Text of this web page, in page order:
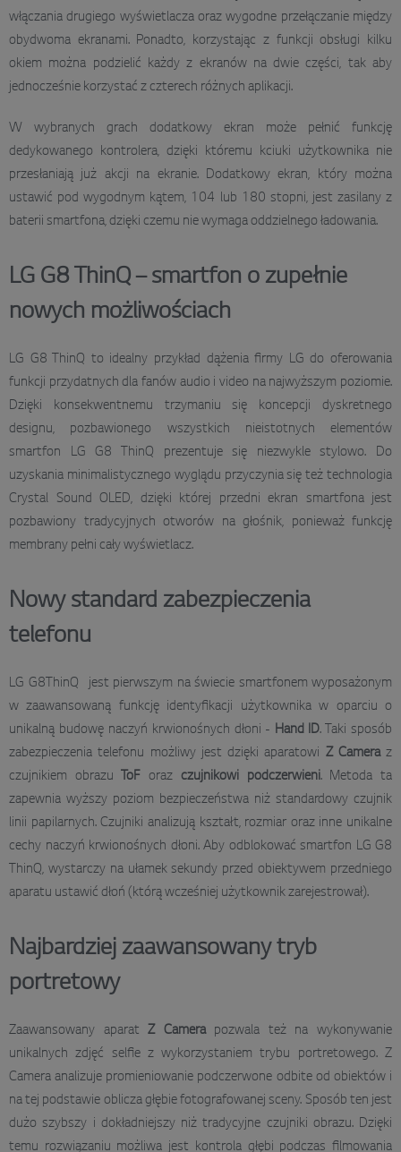
włączania drugiego wyświetlacza oraz wygodne przełączanie między
obydwoma ekranami. Ponadto, korzystając z funkcji obsługi kilku
okiem można podzielić każdy z ekranów na dwie części, tak aby
jednocześnie korzystać z czterech różnych aplikacji.
W wybranych grach dodatkowy ekran może pełnić funkcję
dedykowanego kontrolera, dzięki któremu kciuki użytkownika nie
przesłaniają już akcji na ekranie. Dodatkowy ekran, który można
ustawić pod wygodnym kątem, 104 lub 180 stopni, jest zasilany z
baterii smartfona, dzięki czemu nie wymaga oddzielnego ładowania.
LG G8 ThinQ – smartfon o zupełnie
nowych możliwościach
LG G8 ThinQ to idealny przykład dążenia firmy LG do oferowania
funkcji przydatnych dla fanów audio i video na najwyższym poziomie.
Dzięki konsekwentnemu trzymaniu się koncepcji dyskretnego
designu, pozbawionego wszystkich nieistotnych elementów
smartfon LG G8 ThinQ prezentuje się niezwykle stylowo. Do
uzyskania minimalistycznego wyglądu przyczynia się też technologia
Crystal Sound OLED, dzięki której przedni ekran smartfona jest
pozbawiony tradycyjnych otworów na głośnik, ponieważ funkcję
membrany pełni cały wyświetlacz.
Nowy standard zabezpieczenia
telefonu
LG G8ThinQ jest pierwszym na świecie smartfonem wyposażonym
w zaawansowaną funkcję identyfikacji użytkownika w oparciu o
unikalną budowę naczyń krwionośnych dłoni - Hand ID. Taki sposób
zabezpieczenia telefonu możliwy jest dzięki aparatowi Z Cameraz
czujnikiem obrazu
ToForaz czujnikowi podczerwieni. Metoda ta
zapewnia wyższy poziom bezpieczeństwa niż standardowy czujnik
linii papilarnych. Czujniki analizują kształt, rozmiar oraz inne unikalne
cechy naczyń krwionośnych dłoni. Aby odblokować smartfon LG G8
ThinQ, wystarczy na ułamek sekundy przed obiektywem przedniego
aparatu ustawić dłoń (którą wcześniej użytkownik zarejestrował).
Najbardziej zaawansowany tryb
portretowy
Zaawansowany aparatZ Camerapozwala też na wykonywanie
unikalnych zdjęć selfie z wykorzystaniem trybu portretowego. Z
Camera analizuje promieniowanie podczerwone odbite od obiektów i
na tej podstawie oblicza głębie fotografowanej sceny. Sposób ten jest
dużo szybszy i dokładniejszy niż tradycyjne czujniki obrazu. Dzięki
temu rozwiązaniu możliwa jest kontrola głębi podczas filmowania